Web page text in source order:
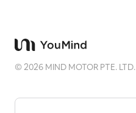
©2026 MIND MOTOR PTE. LTD.